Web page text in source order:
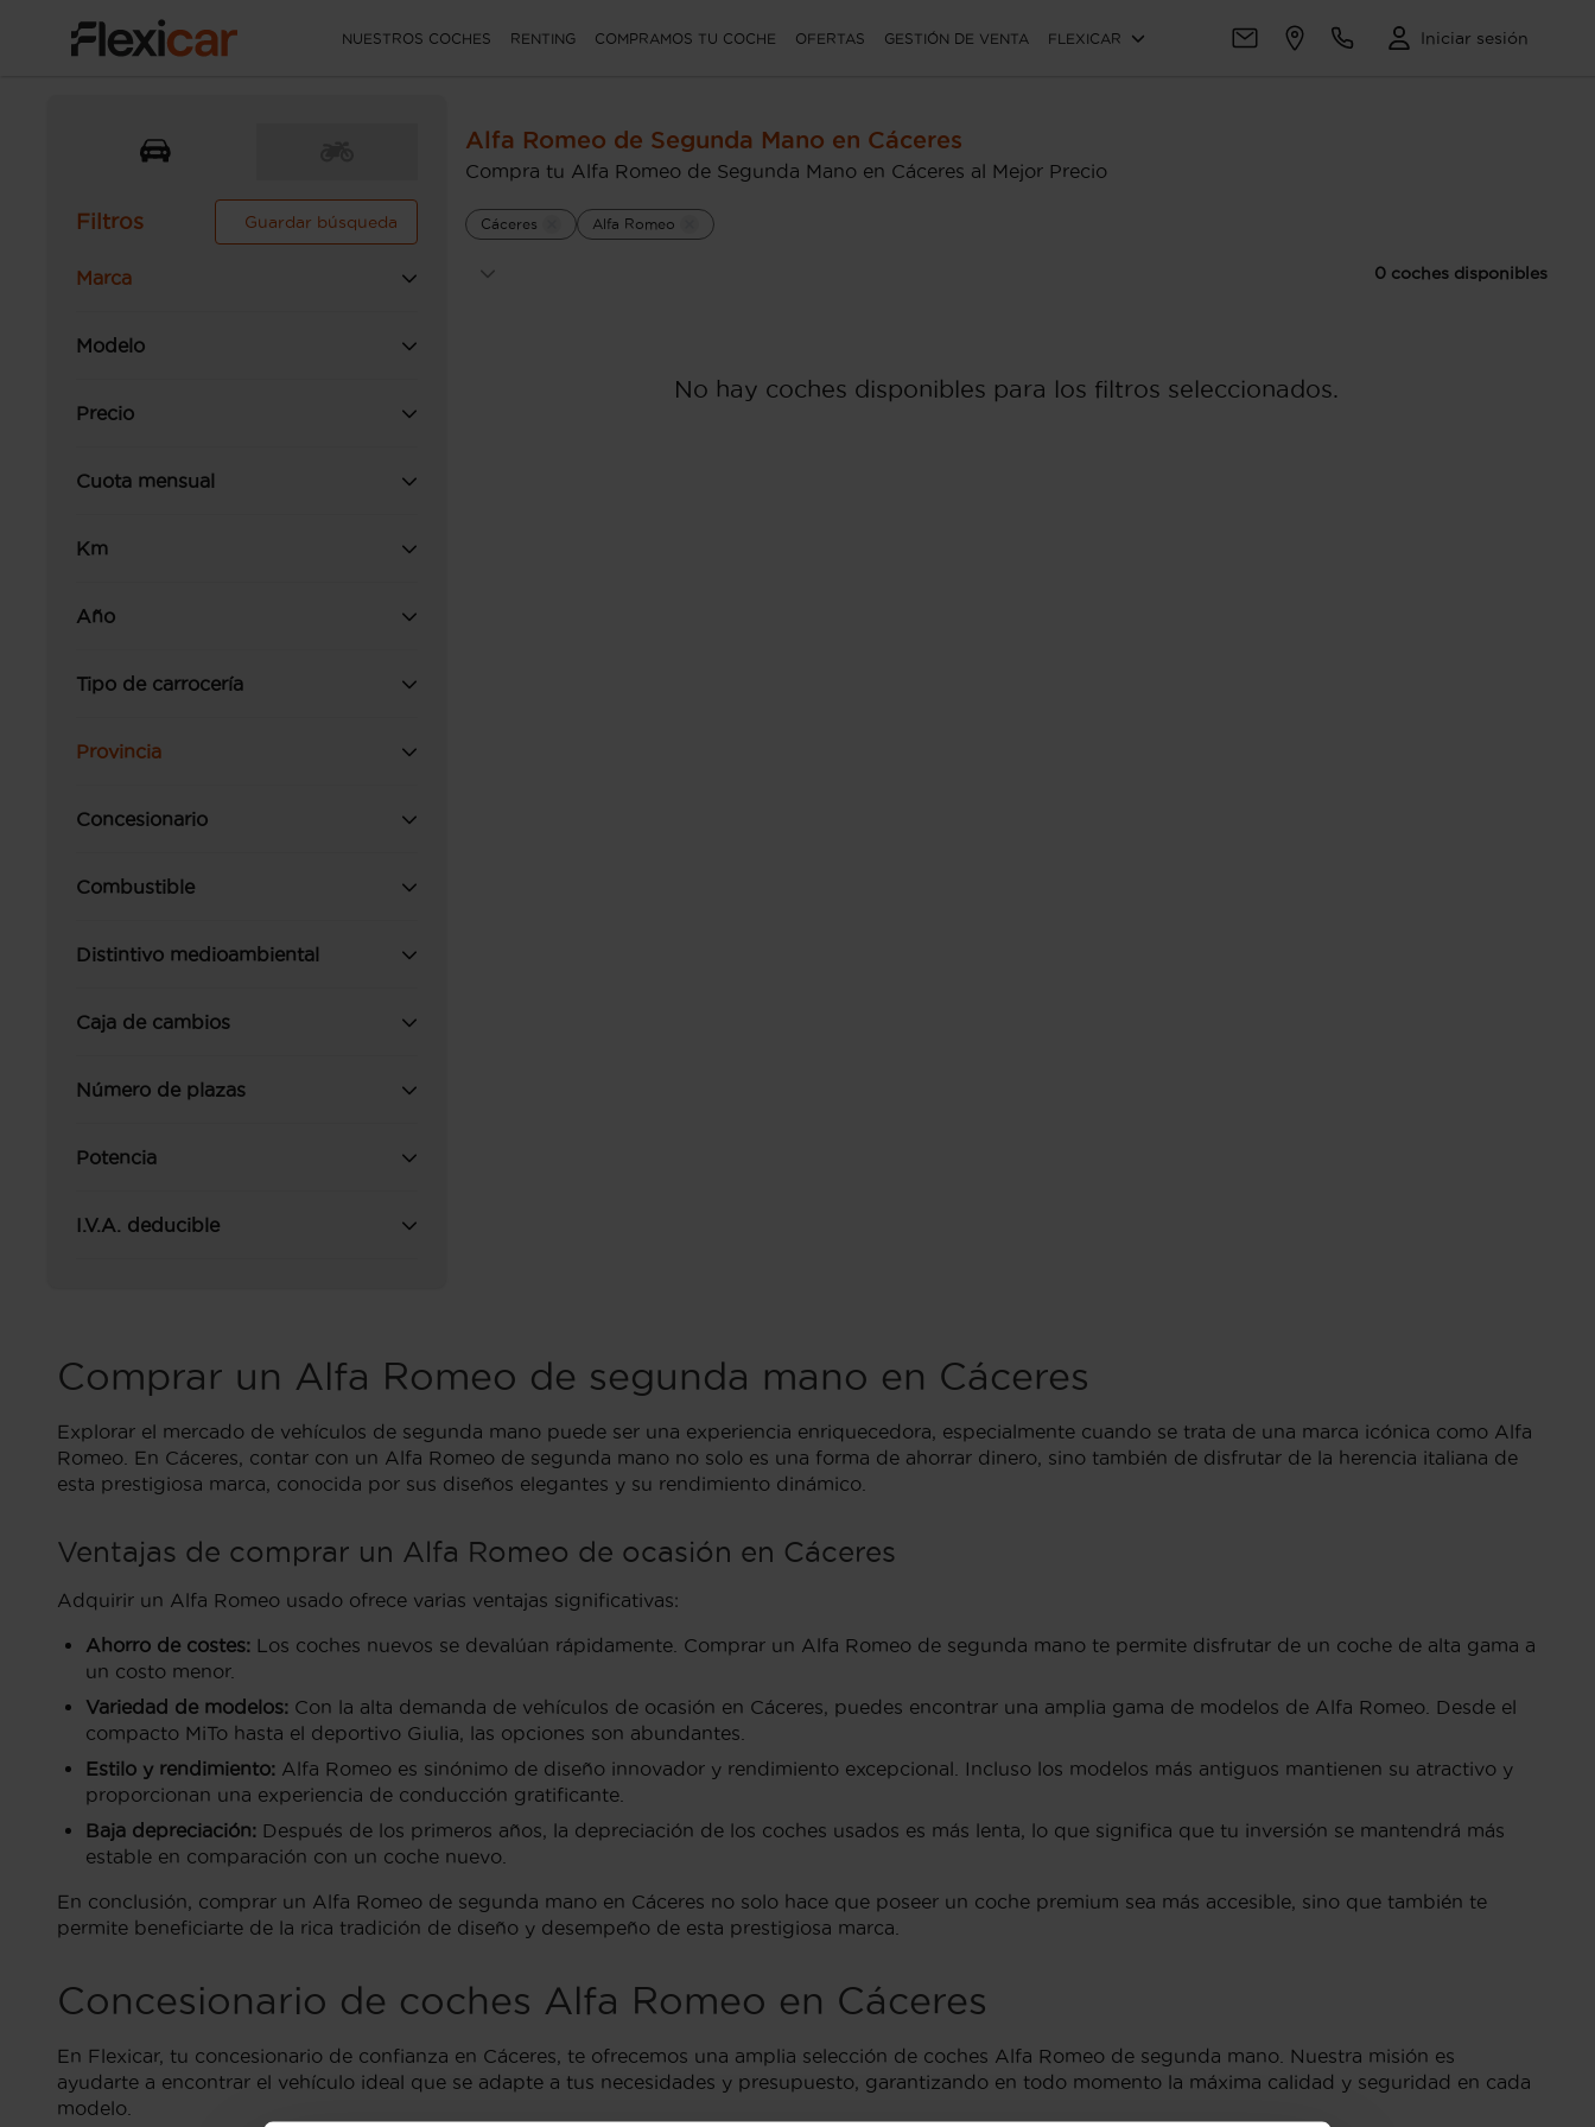
NUESTROS COCHES RENTING COMPRAMOS TU COCHE OFERTAS GESTIÓN DE VENTA FLEXICAR Iniciar sesión
Filtros Guardar búsqueda
Marca
Modelo
Precio
Cuota mensual
Km
Año
Tipo de carrocería
Provincia
Concesionario
Combustible
Distintivo medioambiental
Caja de cambios
Número de plazas
Potencia
I.V.A. deducible
Alfa Romeo de Segunda Mano en Cáceres
Compra tu Alfa Romeo de Segunda Mano en Cáceres al Mejor Precio
Cáceres Alfa Romeo
0 coches disponibles
No hay coches disponibles para los filtros seleccionados.
Comprar un Alfa Romeo de segunda mano en Cáceres
Explorar el mercado de vehículos de segunda mano puede ser una experiencia enriquecedora, especialmente cuando se trata de una marca icónica como Alfa
Romeo. En Cáceres, contar con un Alfa Romeo de segunda mano no solo es una forma de ahorrar dinero, sino también de disfrutar de la herencia italiana de
esta prestigiosa marca, conocida por sus diseños elegantes y su rendimiento dinámico.
Ventajas de comprar un Alfa Romeo de ocasión en Cáceres
Adquirir un Alfa Romeo usado ofrece varias ventajas significativas:
Ahorro de costes: Los coches nuevos se devalúan rápidamente. Comprar un Alfa Romeo de segunda mano te permite disfrutar de un coche de alta gama a
un costo menor.
Variedad de modelos: Con la alta demanda de vehículos de ocasión en Cáceres, puedes encontrar una amplia gama de modelos de Alfa Romeo. Desde el
compacto MiTo hasta el deportivo Giulia, las opciones son abundantes.
Estilo y rendimiento: Alfa Romeo es sinónimo de diseño innovador y rendimiento excepcional. Incluso los modelos más antiguos mantienen su atractivo y
proporcionan una experiencia de conducción gratificante.
Baja depreciación: Después de los primeros años, la depreciación de los coches usados es más lenta, lo que significa que tu inversión se mantendrá más
estable en comparación con un coche nuevo.
En conclusión, comprar un Alfa Romeo de segunda mano en Cáceres no solo hace que poseer un coche premium sea más accesible, sino que también te
permite beneficiarte de la rica tradición de diseño y desempeño de esta prestigiosa marca.
Concesionario de coches Alfa Romeo en Cáceres
En Flexicar, tu concesionario de confianza en Cáceres, te ofrecemos una amplia selección de coches Alfa Romeo de segunda mano. Nuestra misión es
ayudarte a encontrar el vehículo ideal que se adapte a tus necesidades y presupuesto, garantizando en todo momento la máxima calidad y seguridad en cada
modelo.